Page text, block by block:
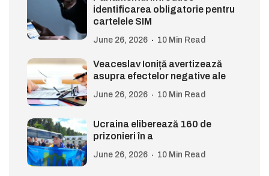
identificarea obligatorie pentru
cartelele SIM
June 26, 2026 10 Min Read
Veaceslav Ioniță avertizează
asupra efectelor negative ale
June 26, 2026 10 Min Read
Ucraina eliberează 160 de
prizonieri în a
June 26, 2026 10 Min Read